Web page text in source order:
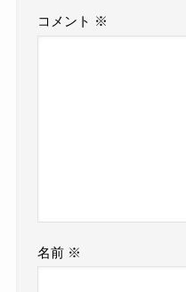
コメント ※
名前 ※